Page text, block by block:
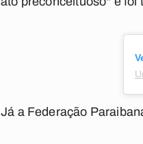
Já a Federação